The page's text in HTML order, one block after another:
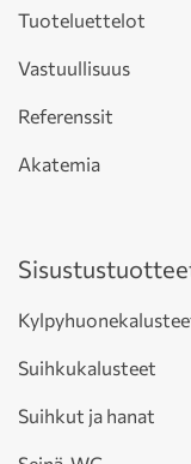
Tuoteluettelot
Vastuullisuus
Referenssit
Akatemia
Suihkukalusteet
Suihkut ja hanat